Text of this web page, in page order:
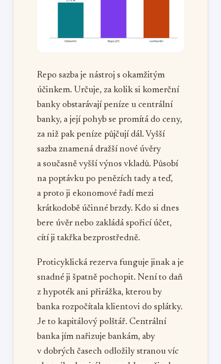
Repo sazba je nástroj s okamžitým
účinkem. Určuje, za kolik si komerční
banky obstarávají peníze u centrální
banky, a její pohyb se promítá do ceny,
za niž pak peníze půjčují dál. Vyšší
sazba znamená dražší nové úvěry
a současně vyšší výnos vkladů. Působí
na poptávku po penězích tady a teď,
a proto ji ekonomové řadí mezi
krátkodobě účinné brzdy. Kdo si dnes
bere úvěr nebo zakládá spořicí účet,
cítí ji takřka bezprostředně.
Proticyklická rezerva funguje jinak a je
snadné ji špatně pochopit. Není to daň
z hypoték ani přirážka, kterou by
banka rozpočítala klientovi do splátky.
Je to kapitálový polštář. Centrální
banka jím nařizuje bankám, aby
v dobrých časech odložily stranou víc